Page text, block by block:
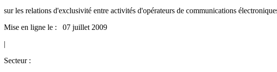
sur les relations d'exclusivité entre activités d'opérateurs de communications
Mise en ligne le : 07 juillet 2009
|
Secteur :